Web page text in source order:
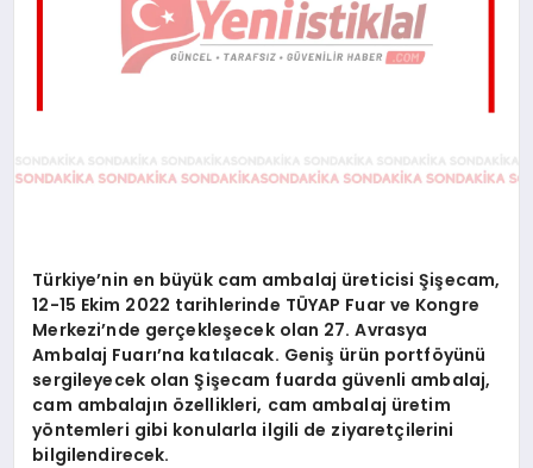
TEKNOLOJI
Türkiye’nin en büyük cam ambalaj üreticisi Şişecam,
12-15 Ekim 2022 tarihlerinde TÜYAP Fuar ve Kongre
Merkezi’nde gerçekleşecek olan 27. Avrasya
Ambalaj Fuarı’na katılacak. Geniş ürün portföyünü
sergileyecek olan Şişecam fuarda güvenli ambalaj,
cam ambalajın özellikleri, cam ambalaj üretim
yöntemleri gibi konularla ilgili de ziyaretçilerini
bilgilendirecek.